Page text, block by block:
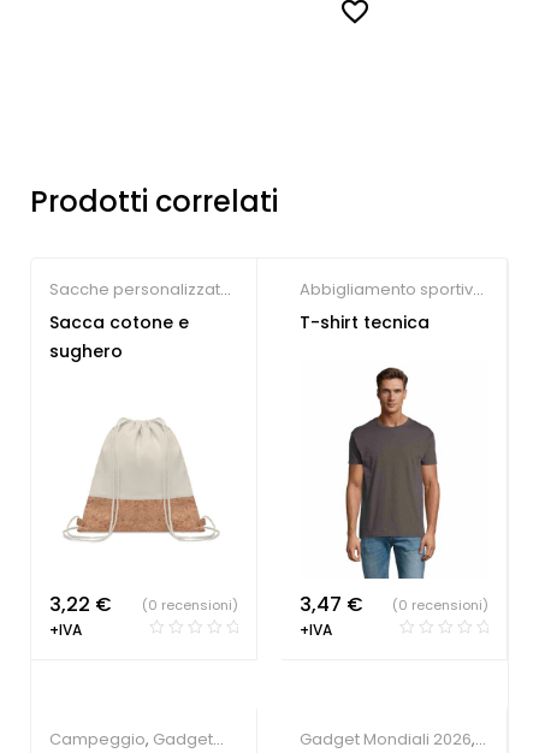
Prodotti correlati
Sacche personalizzate
Società Sportive
Sacca cotone e
sughero
3,22 €
+IVA
(0 recensioni)
Abbigliamento sportivo
Gadget Mondiali 2026
T-shirt tecnica
3,47 €
+IVA
(0 recensioni)
Campeggio, Gadget
Gadget Mondiali 2026,